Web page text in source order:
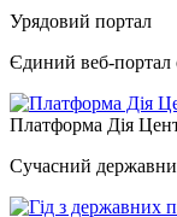
Урядовий портал
Єдиний веб-портал
Платформа Дія
Сучасний